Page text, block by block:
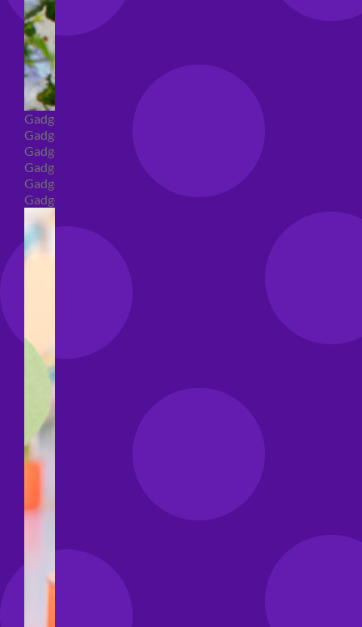
Gadget
Gadget addio al nubilato
Gadget Laurea
Gadget addio al celibato
Gadget per compleanno
Gadget generici